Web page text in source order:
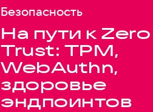
Безопасность
На пути к Zero
Trust: TPM,
WebAuthn,
здоровье
эндпоинтов